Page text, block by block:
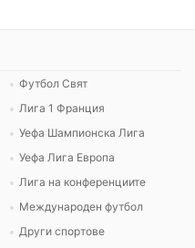
Футбол Свят
Лига 1 Франция
Уефа Шампионска Лига
Уефа Лига Европа
Лига на конференциите
Международен футбол
Други спортове